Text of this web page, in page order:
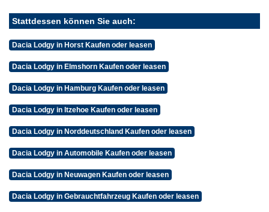
Stattdessen können Sie auch:
Dacia Lodgy in Horst Kaufen oder leasen
Dacia Lodgy in Elmshorn Kaufen oder leasen
Dacia Lodgy in Hamburg Kaufen oder leasen
Dacia Lodgy in Itzehoe Kaufen oder leasen
Dacia Lodgy in Norddeutschland Kaufen oder leasen
Dacia Lodgy in Automobile Kaufen oder leasen
Dacia Lodgy in Neuwagen Kaufen oder leasen
Dacia Lodgy in Gebrauchtfahrzeug Kaufen oder leasen